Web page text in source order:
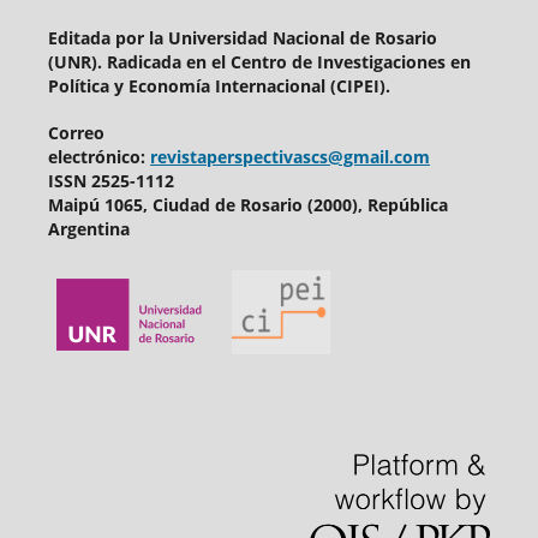
Editada por la Universidad Nacional de Rosario
(UNR). Radicada en el Centro de Investigaciones en
Política y Economía Internacional (CIPEI).
Correo
electrónico: revistaperspectivascs@gmail.com
ISSN 2525-1112
Maipú 1065, Ciudad de Rosario (2000), República
Argentina